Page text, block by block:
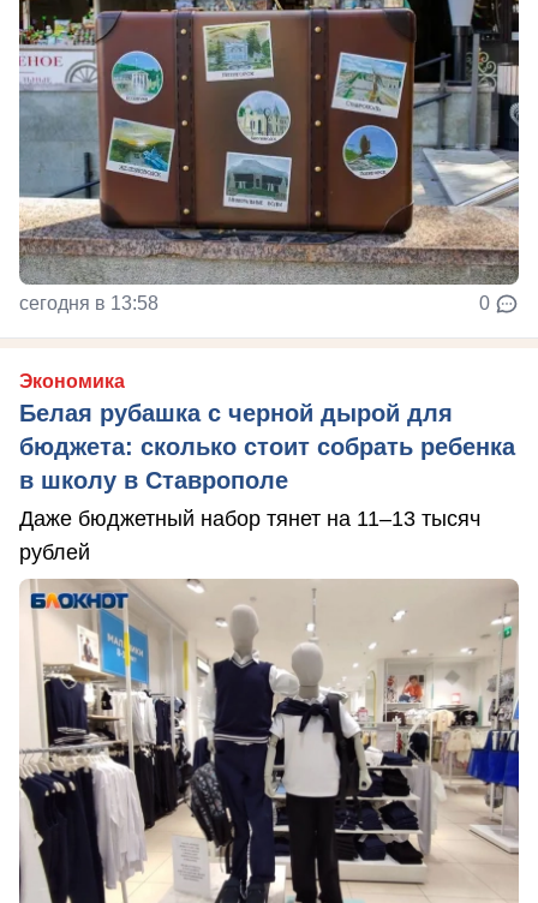
сегодня в 13:58 0
Экономика
Белая рубашка с черной дырой для
бюджета: сколько стоит собрать ребенка
в школу в Ставрополе
Даже бюджетный набор тянет на 11–13 тысяч
рублей